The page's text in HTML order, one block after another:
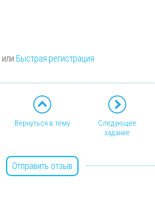
или Быстрая регистрация
Вернуться в тему
Следующее
задание
Отправить отзыв